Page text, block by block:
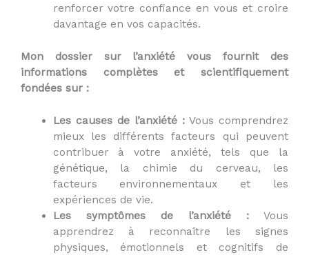
renforcer votre confiance en vous et croire
davantage en vos capacités.
Mon dossier sur l’anxiété vous fournit des
informations complètes et scientifiquement
fondées sur :
Les causes de l’anxiété :Vous comprendrez
mieux les différents facteurs qui peuvent
contribuer à votre anxiété, tels que la
génétique, la chimie du cerveau, les
facteurs environnementaux et les
expériences de vie.
Les symptômes de l’anxiété :Vous
apprendrez à reconnaître les signes
physiques, émotionnels et cognitifs de